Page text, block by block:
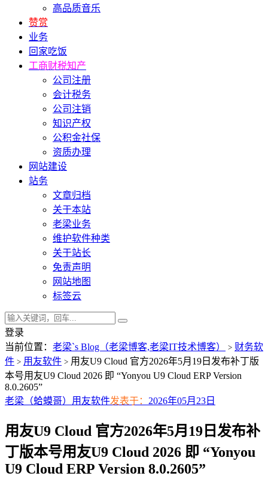
高品质音乐
赞赏
业务
回家吃饭
工商财税知产
公司注册
会计税务
公司注销
知识产权
公积金社保
资质办理
网站建设
站务
文章归档
关于本站
老梁业务
维护软件种类
关于站长
免责声明
网站地图
标签云
登录
当前位置： 老梁`s Blog（老梁博客,老梁IT技术博客） > 财务软
件 > 用友软件 > 用友U9 Cloud 官方2026年5月19日发布补丁版
本号用友U9 Cloud 2026 即 “Yonyou U9 Cloud ERP Version
8.0.2605”
老梁（蛤蟆哥） 用友软件发表于： 2026年05月23日
用友U9 Cloud 官方2026年5月19日发布补
丁版本号用友U9 Cloud 2026 即 “Yonyou
U9 Cloud ERP Version 8.0.2605”